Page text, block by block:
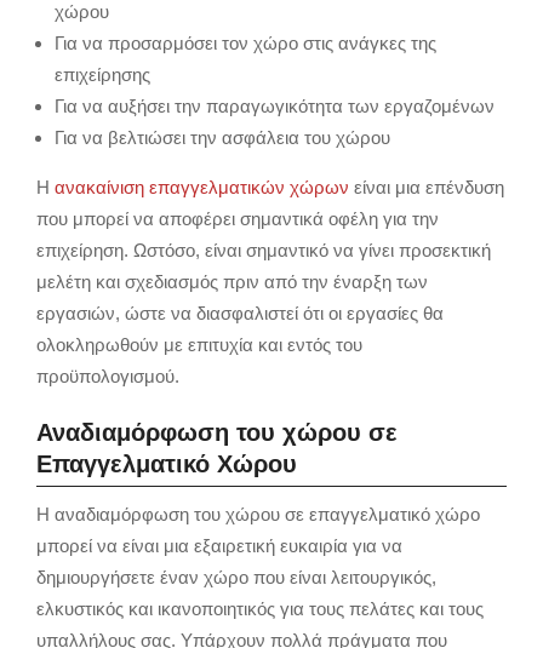
χώρου
Για να προσαρμόσει τον χώρο στις ανάγκες της
επιχείρησης
Για να αυξήσει την παραγωγικότητα των εργαζομένων
Για να βελτιώσει την ασφάλεια του χώρου
Η ανακαίνιση επαγγελματικών χώρων είναι μια επένδυση
που μπορεί να αποφέρει σημαντικά οφέλη για την
επιχείρηση. Ωστόσο, είναι σημαντικό να γίνει προσεκτική
μελέτη και σχεδιασμός πριν από την έναρξη των
εργασιών, ώστε να διασφαλιστεί ότι οι εργασίες θα
ολοκληρωθούν με επιτυχία και εντός του
προϋπολογισμού.
Αναδιαμόρφωση του χώρου σε
Επαγγελματικό Χώρου
Η αναδιαμόρφωση του χώρου σε επαγγελματικό χώρο
μπορεί να είναι μια εξαιρετική ευκαιρία για να
δημιουργήσετε έναν χώρο που είναι λειτουργικός,
ελκυστικός και ικανοποιητικός για τους πελάτες και τους
υπαλλήλους σας. Υπάρχουν πολλά πράγματα που